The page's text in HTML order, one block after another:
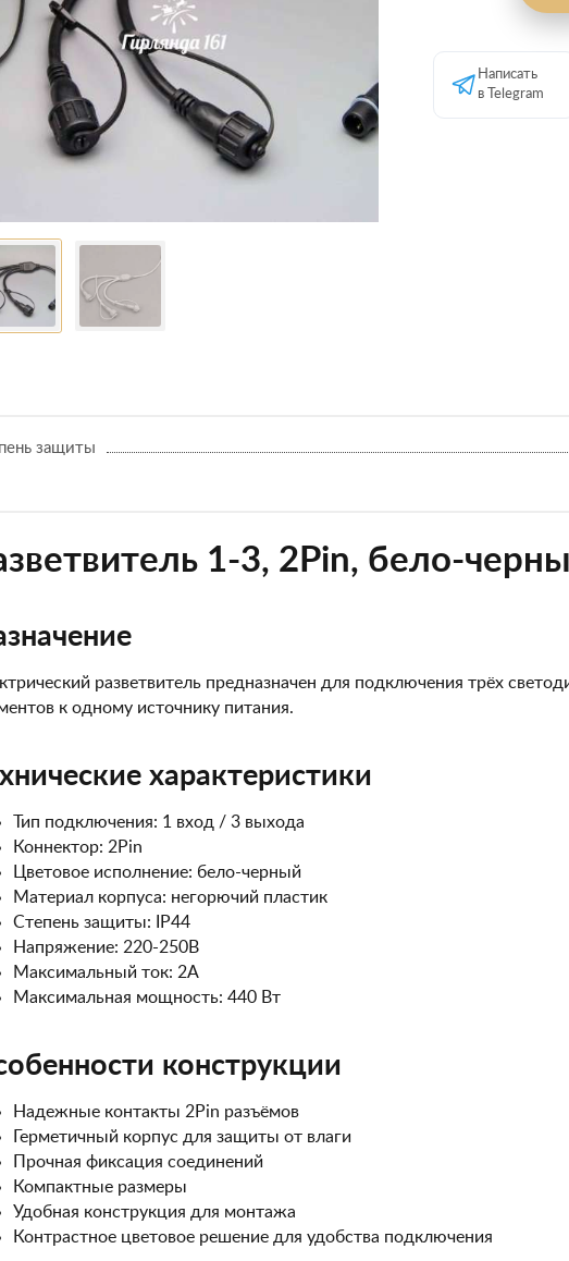
Написать
в Telegram
защиты
1-3, 2Pin, бело-
разветвитель предназначен для подключения трёх
к одному источнику питания.
характеристики
Тип подключения: 1 вход / 3 выхода
Коннектор: 2Pin
Цветовое исполнение: бело-черный
Материал корпуса: негорючий пластик
Степень защиты: IP44
Напряжение: 220-250В
Максимальный ток: 2А
Максимальная мощность: 440 Вт
конструкции
Надежные контакты 2Pin разъёмов
Герметичный корпус для защиты от влаги
Прочная фиксация соединений
Компактные размеры
Удобная конструкция для монтажа
Контрастное цветовое решение для удобства подключения